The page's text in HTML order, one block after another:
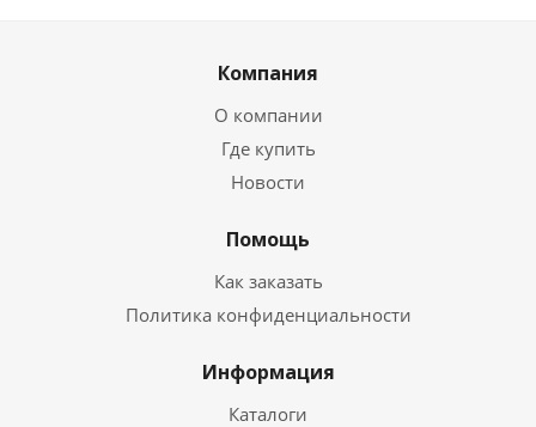
Компания
О компании
Где купить
Новости
Помощь
Как заказать
Политика конфиденциальности
Информация
Каталоги